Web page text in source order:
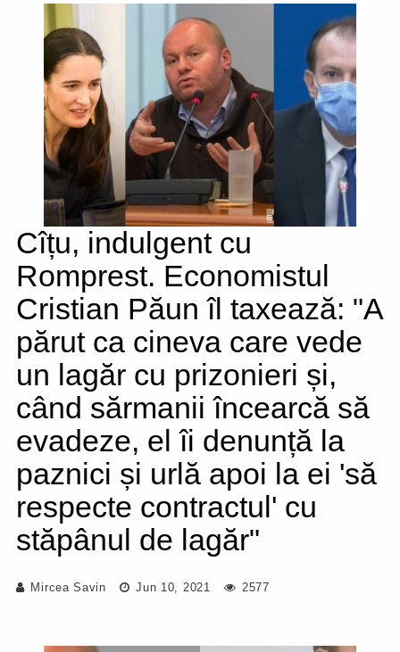
Cîțu, indulgent cu
Romprest. Economistul
Cristian Păun îl taxează: "A
părut ca cineva care vede
un lagăr cu prizonieri și,
când sărmanii încearcă să
evadeze, el îi denunță la
paznici și urlă apoi la ei 'să
respecte contractul' cu
stăpânul de lagăr"
Mircea Savin Jun 10, 2021 2577